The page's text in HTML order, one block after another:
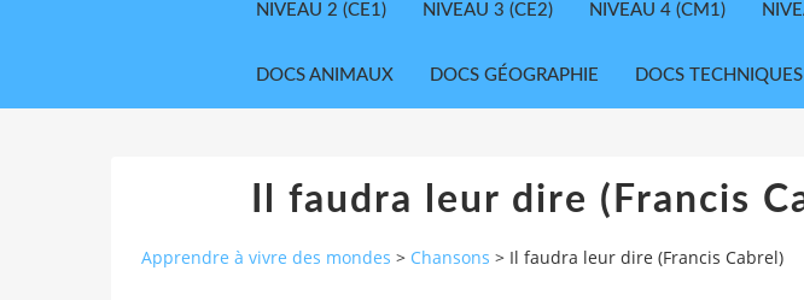
NIVEAU 2 (CE1) NIVEAU 3 (CE2) NIVEAU 4 (CM1)
DOCS ANIMAUX DOCS GÉOGRAPHIE DOCS TECHNIQUES
Il faudra leur dire (Francis
Apprendre à vivre des mondes > Chansons > Il faudra leur dire (Francis Cabrel)